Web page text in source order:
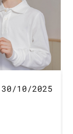
30/10/2025